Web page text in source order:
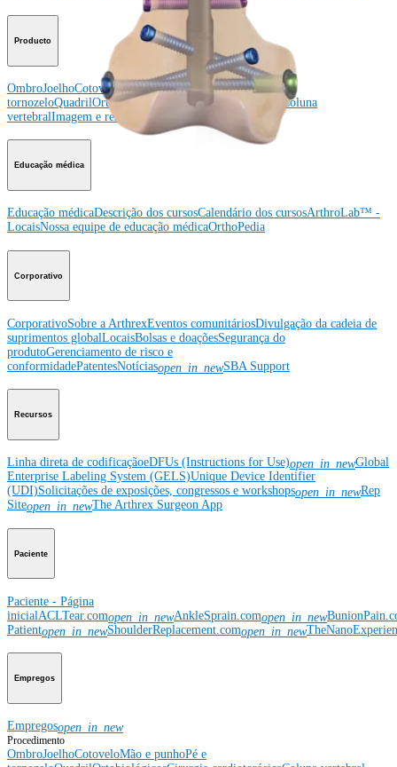
Producto
OmbroJoelhoCotovelo Mão e punhoPé e
tornozeloQuadrilOrtobiológicos Cirurgia cardiotorácica
Coluna
vertebralImagem e ressecção
Educação médica
Educação médicaDescrição dos cursosCalendário dos cursosArthroLab™ -
LocaisNossa equipe de educação médicaOrthoPedia
Corporativo
CorporativoSobre a ArthrexEventos comunitáriosDivulgação da cadeia de
suprimentos globalLocaisBolsas e doaçõesSegurança do
produtoGerenciamento de risco e
conformidadePatentesNotíciasopen_in_newSBA Support
Recursos
Linha direta de codificaçãoeDFUs (Instructions for Use)open_in_newGlobal
Enterprise Labeling System (GELS)Unique Device Identifier
(UDI)Solicitações de exposições, congressos e workshopsopen_in_newRep
Siteopen_in_newThe Arthrex Surgeon App
Paciente
Paciente - Página
inicial ACLTear.comopen_in_newAnkleSprain.comopen_in_new
Patientopen_in_newShoulderReplacement.comopen_in_new
Empregos
Empregosopen_in_new
Procedimento
OmbroJoelhoCotoveloMão e punhoPé e